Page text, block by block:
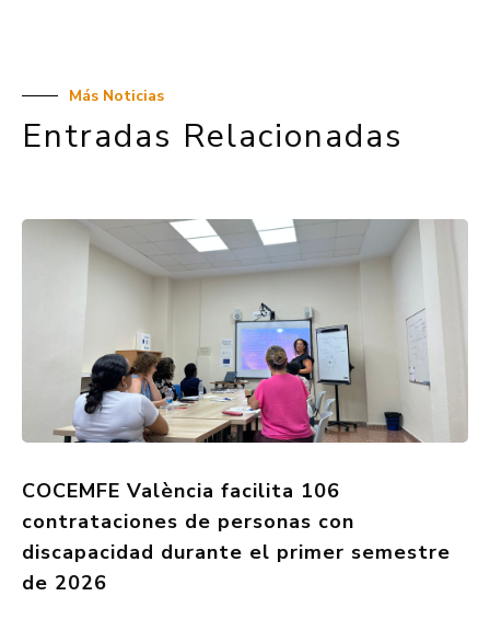
Más Noticias
Entradas Relacionadas
COCEMFE València facilita 106
contrataciones de personas con
discapacidad durante el primer semestre
de 2026